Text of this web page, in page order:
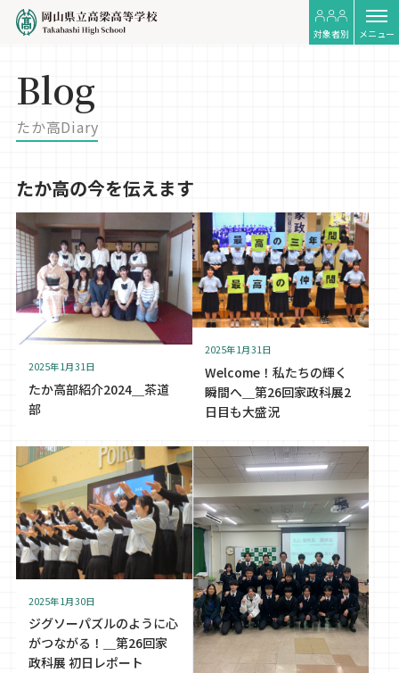
対象者別 メニュー
Blog
たか高Diary
たか高の今を伝えます
2025年1月31日
たか高部紹介2024＿茶道
部
2025年1月31日
Welcome！私たちの輝く
瞬間へ＿第26回家政科展2
日目も大盛況
2025年1月30日
ジグソーパズルのように心
がつながる！＿第26回家
政科展 初日レポート